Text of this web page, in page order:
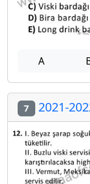
A
7 2021-